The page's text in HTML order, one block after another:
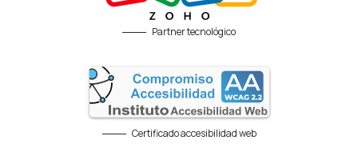
Partner tecnológico
Certificado accesibilidad web